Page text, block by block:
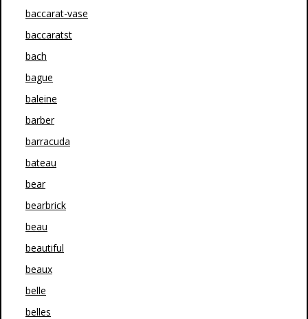
baccarat-vase
baccaratst
bach
bague
baleine
barber
barracuda
bateau
bear
bearbrick
beau
beautiful
beaux
belle
belles